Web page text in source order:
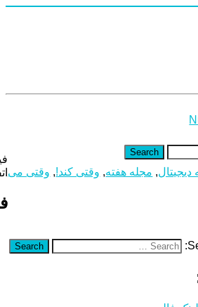
دیجیتال, مجله هفته, وقتی کند!, وقتی می
Search
Search